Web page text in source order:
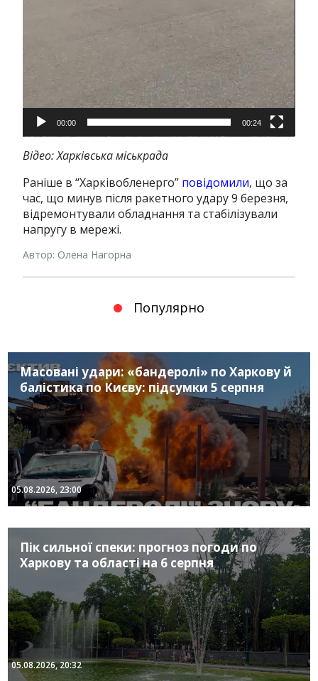
00:00 00:24
Відео: Харківська міськрада
Раніше в “Харківобленерго” повідомили, що за
час, що минув після ракетного удару 9 березня,
відремонтували обладнання та стабілізували
напругу в мережі.
Автор: Олена Нагорна
Популярно
Масовані удари: «бандеролі» по Харкову й
балістика по Києву: підсумки 5 серпня
05.08.2026, 23:00
Пік сильної спеки: прогноз погоди по
Харкову та області на 6 серпня
05.08.2026, 20:32